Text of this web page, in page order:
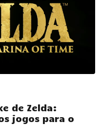
de Zelda:
jogos para o